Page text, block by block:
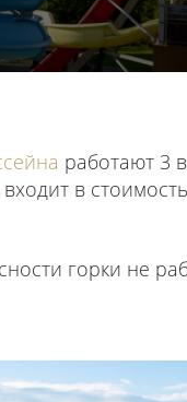
работают 3
в
горки не